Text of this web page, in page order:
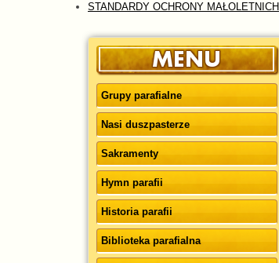
STANDARDY OCHRONY MAŁOLETNICH
Grupy parafialne
Nasi duszpasterze
Sakramenty
Hymn parafii
Historia parafii
Biblioteka parafialna